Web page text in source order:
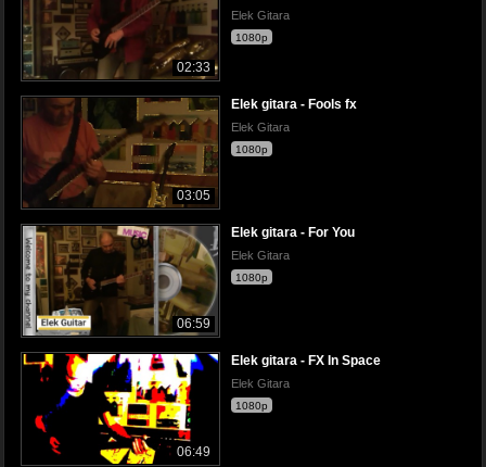
02:33
Elek Gitara
1080p
03:05
Elek gitara - Fools fx
Elek Gitara
1080p
06:59
Elek gitara - For You
Elek Gitara
1080p
06:49
Elek gitara - FX In Space
Elek Gitara
1080p